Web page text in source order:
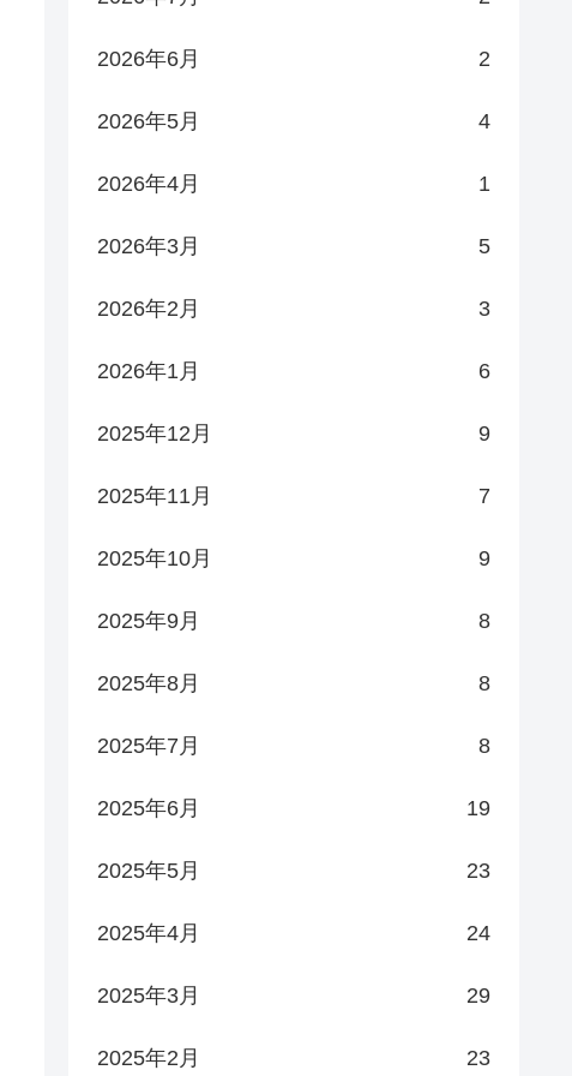
2026年6月 2
2026年5月 4
2026年4月 1
2026年3月 5
2026年2月 3
2026年1月 6
2025年12月 9
2025年11月 7
2025年10月 9
2025年9月 8
2025年8月 8
2025年7月 8
2025年6月 19
2025年5月 23
2025年4月 24
2025年3月 29
2025年2月 23